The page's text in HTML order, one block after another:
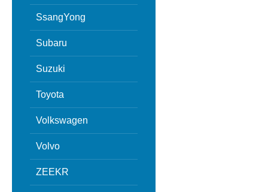
SsangYong
Subaru
Suzuki
Toyota
Volkswagen
Volvo
ZEEKR